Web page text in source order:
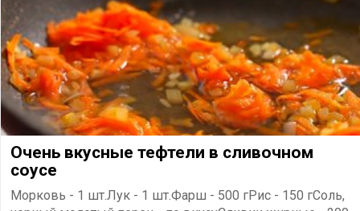
Очень вкусные тефтели в сливочном
соусе
Морковь - 1 шт.Лук - 1 шт.Фарш - 500 гРис - 150 гСоль,